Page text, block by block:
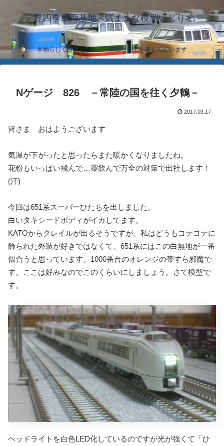
豊四季車両基地 <気ままな模型いじり>
本物らしく模型らしく… 簡単な加工を楽しんでいます
Nゲージ 826 －常陸の国を往く夕鶴－
2017.03.17
皆さま おはようございます
気温が下がったと思ったらまた暖かくなりましたね。
花粉もいっぱい飛んで…薬飲んで万全の対策で出社します！
(汗)
今回は651系スーパーひたちを出しました。
白いタキシードボディがイカしてます。
KATOからクレイルが出るそうですが、私はどうもコテコテに
飾られた外装が好きではなくて、651系にはこの白無地が一番
似合うと思っています。1000番台のオレンジの帯すら邪魔で
す。ここは好みなのでこのくらいにしましょう。さて模型で
す。
ヘッドライトを白色LED化しているのですが光が強くて「ひ